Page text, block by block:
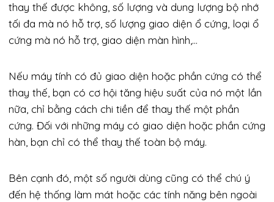
thay thế được không, số lượng và dung lượng bộ nhớ
tối đa mà nó hỗ trợ, số lượng giao diện ổ cứng, loại ổ
cứng mà nó hỗ trợ, giao diện màn hình,…
Nếu máy tính có đủ giao diện hoặc phần cứng có thể
thay thế, bạn có cơ hội tăng hiệu suất của nó một lần
nữa, chỉ bằng cách chi tiền để thay thế một phần
cứng. Đối với những máy có giao diện hoặc phần cứng
hàn, bạn chỉ có thể thay thế toàn bộ máy.
Bên cạnh đó, một số người dùng cũng có thể chú ý
đến hệ thống làm mát hoặc các tính năng bên ngoài